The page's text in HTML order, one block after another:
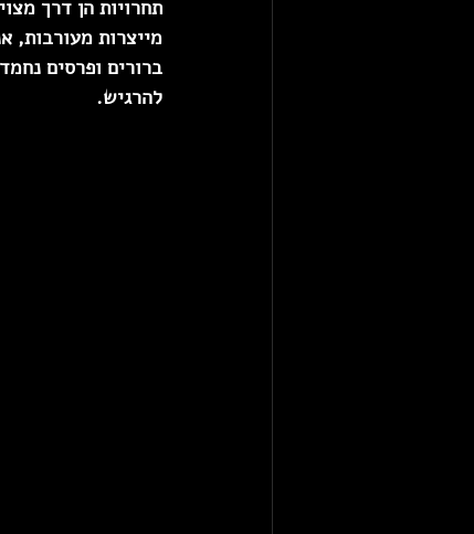
תחרויות הן דרך
מייצרות מעורבות,
ברורים ופרסים
להרגיש.